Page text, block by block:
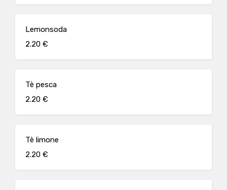
Lemonsoda
2.20 €
Tè pesca
2.20 €
Tè limone
2.20 €